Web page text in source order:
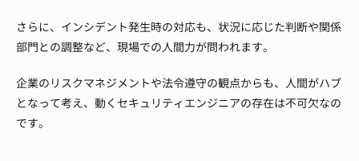
さらに、インシデント発生時の対応も、状況に応じた判断や関係
部門との調整など、現場での人間力が問われます。
企業のリスクマネジメントや法令遵守の観点からも、人間がハブ
となって考え、動くセキュリティエンジニアの存在は不可欠なの
です。